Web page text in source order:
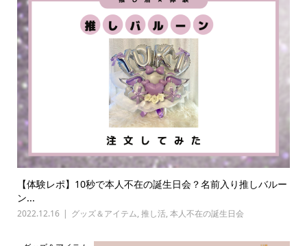
【体験レポ】10秒で本人不在の誕生日会？名前入り推しバルー
ン...
2022.12.16 グッズ＆アイテム, 推し活, 本人不在の誕生日会